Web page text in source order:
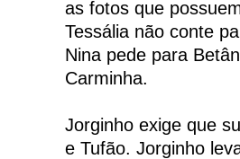
as fotos que
Tessália não conte
Nina pede para
Carminha.
Jorginho exige que
e Tufão. Jorginho